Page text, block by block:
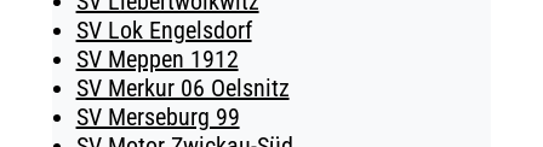
SV Lok Engelsdorf
SV Meppen 1912
SV Merkur 06 Oelsnitz
SV Merseburg 99